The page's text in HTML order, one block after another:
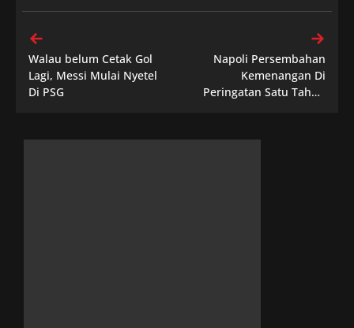
Walau belum Cetak Gol
Lagi, Messi Mulai Nyetel
Di PSG
Napoli Persembahan
Kemenangan Di
Peringatan Satu Tahun